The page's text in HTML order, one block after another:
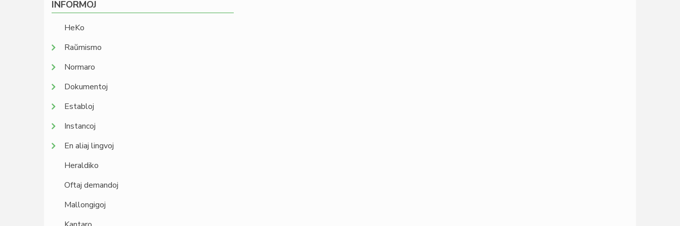
INFORMOJ
HeKo
Raŭmismo
Normaro
Dokumentoj
Establoj
Instancoj
En aliaj lingvoj
Heraldiko
Oftaj demandoj
Mallongigoj